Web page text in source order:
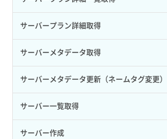
ロール詳細取得
ボリューム詳細取得
自動バックアップ有効化
自動バックアップ無効化
サーバープラン詳細取得
サーバーメタデータ取得
サーバーメタデータ更新（ネームタグ変更）
サーバー一覧取得
サーバー作成